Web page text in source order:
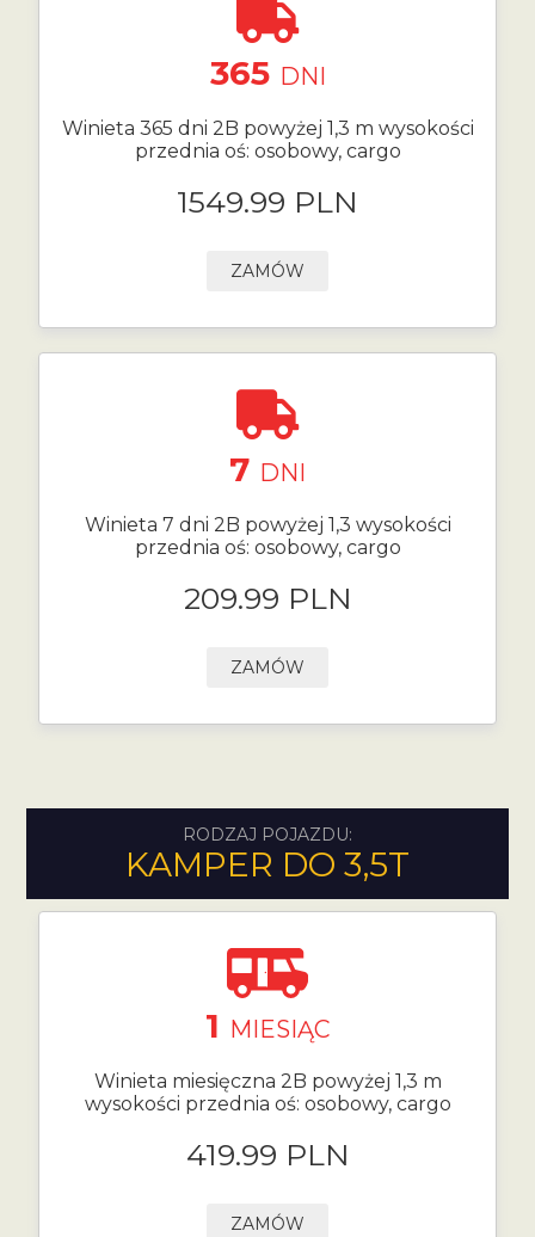
365 DNI
Winieta 365 dni 2B powyżej 1,3 m wysokości
przednia oś: osobowy, cargo
1549.99 PLN
ZAMÓW
7 DNI
Winieta 7 dni 2B powyżej 1,3 wysokości
przednia oś: osobowy, cargo
209.99 PLN
ZAMÓW
RODZAJ POJAZDU:
KAMPER DO 3,5T
1 MIESIĄC
Winieta miesięczna 2B powyżej 1,3 m
wysokości przednia oś: osobowy, cargo
419.99 PLN
ZAMÓW